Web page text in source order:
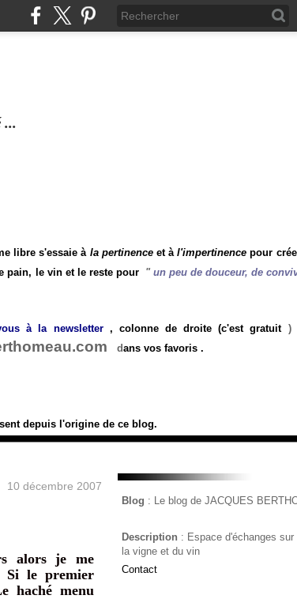
...
libre s'essaie à la pertinenceet àl'impertinence pour
pain, le vin et le reste pour "un peu de douceur, de
à la newsletter, colonne de droite (c'est gratuit)
dans vos favoris .
depuis l'origine de ce blog.
10 décembre 2007
alors je me
Si le premier
haché menu
Blog : Le blog de JACQUES
Description : Espace d'échanges sur
la vigne et du vin
Contact